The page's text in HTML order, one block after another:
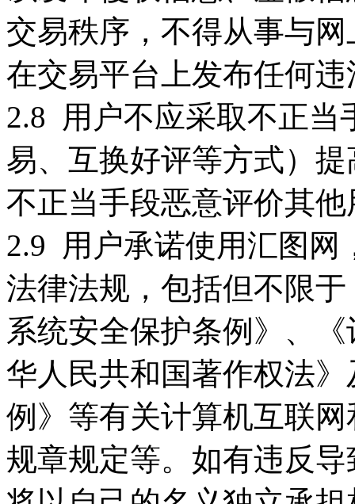
交易秩序，不得从事与
在交易平台上发布任何
2.8 用户不应采取不正当
易、互换好评等方式）
不正当手段恶意评价其
2.9 用户承诺使用汇图网
法律法规，包括但不限
系统安全保护条例》、
华人民共和国著作权法
例》等有关计算机互联
规章规定等。如有违反